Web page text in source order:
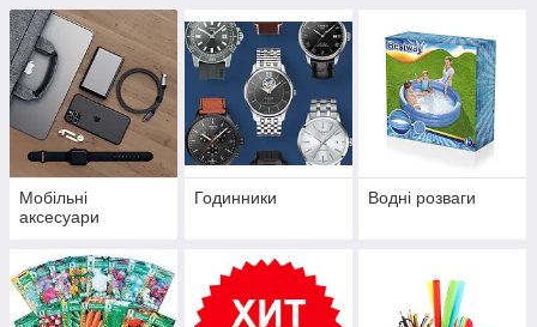
Мобільні
аксесуари
Годинники Водні розваги